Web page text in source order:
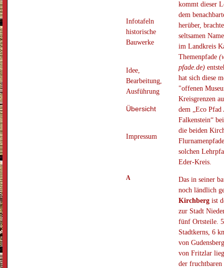
Infotafeln
historische
Bauwerke
Idee,
Bearbeitung,
Ausführung
Übersicht
Impressum
A
kommt dieser
dem
herüber,
seltsamen
im Landkreis
Themenpfade
pfade.de)
hat sich diese
"offenen
Kreisgrenzen
dem „Eco
Falkenstein“
die beiden
solchen
Eder-Kreis.
Das in seiner
noch ländlich
Kirchberg ist
zur Stadt
fünf Ortsteile.
Stadtkerns, 6
von
von Fritzlar
der fruchtbaren